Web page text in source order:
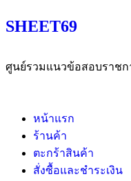
SHEET69
ศูนย์รวมแนวข้อสอบราช
หน้าแรก
ร้านค้า
ตะกร้าสินค้า
สั่งซื้อและชำระเงิน